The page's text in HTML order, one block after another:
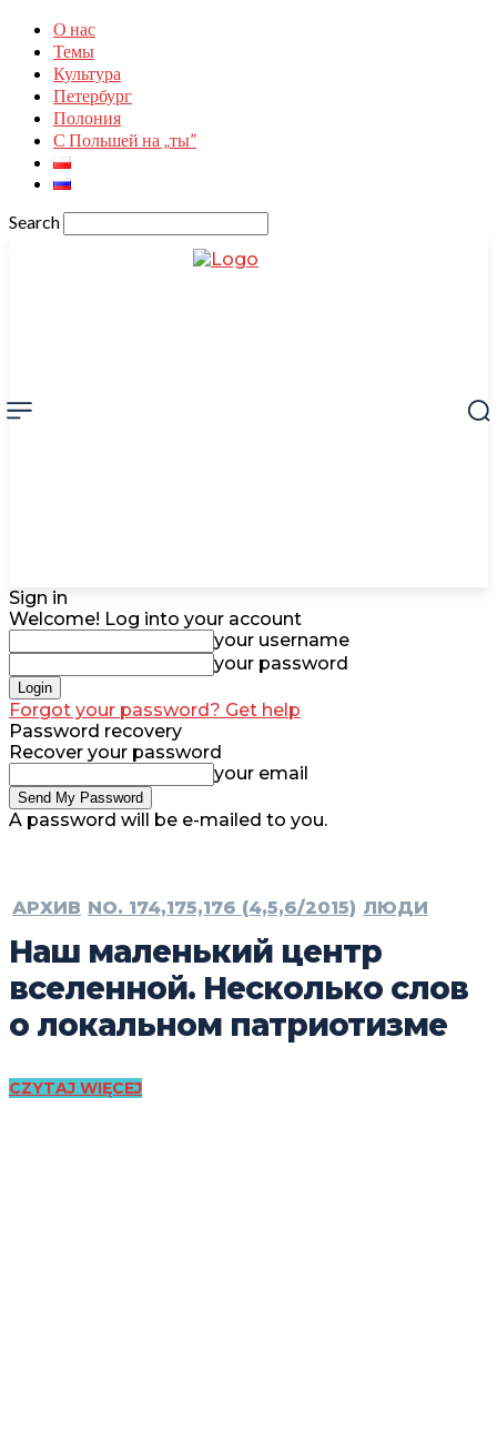
О нас
Темы
Культура
Петербург
Полония
С Польшей на „ты”
Search
Sign in
Welcome! Log into your account
your username
your password
Forgot your password? Get help
Password recovery
Recover your password
your email
A password will be e-mailed to you.
АРХИВ NO. 174,175,176 (4,5,6/2015) ЛЮДИ
Наш маленький центр
вселенной. Несколько слов
о локальном патриотизме
CZYTAJ WIĘCEJ